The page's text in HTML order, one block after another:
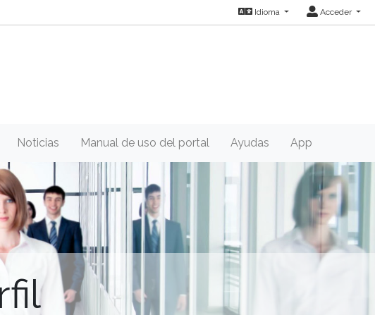
Idioma Acceder
Noticias Manual de uso del portal Ayudas App